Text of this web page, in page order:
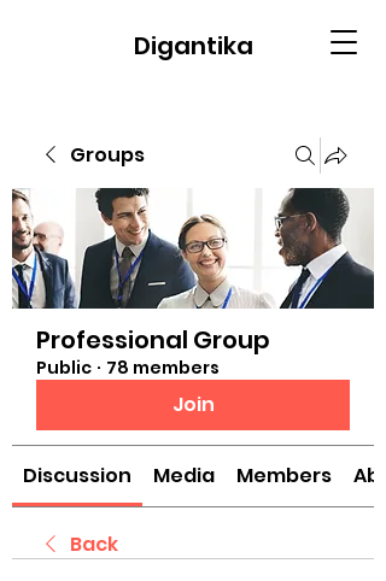
Digantika
Groups
Professional Group
Public · 78 members
Join
Discussion Media Members
Back